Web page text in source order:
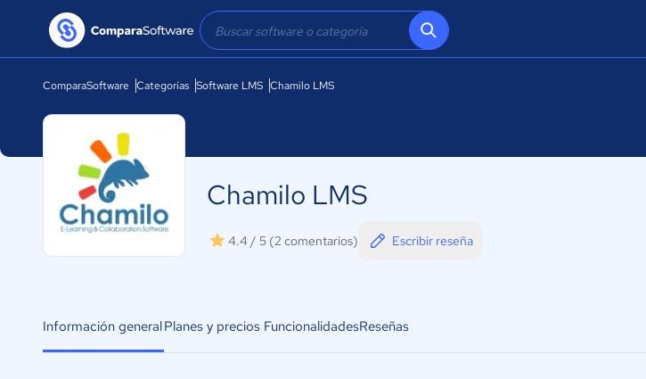
ComparaSoftware Categorías Software LMS Chamilo LMS
Chamilo LMS
4.4 / 5 (2 comentarios) Escribir reseña
Información generalPlanes y precios FuncionalidadesReseñas